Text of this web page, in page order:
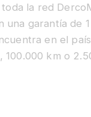
la red
una garantía de
en el
100.000 km o